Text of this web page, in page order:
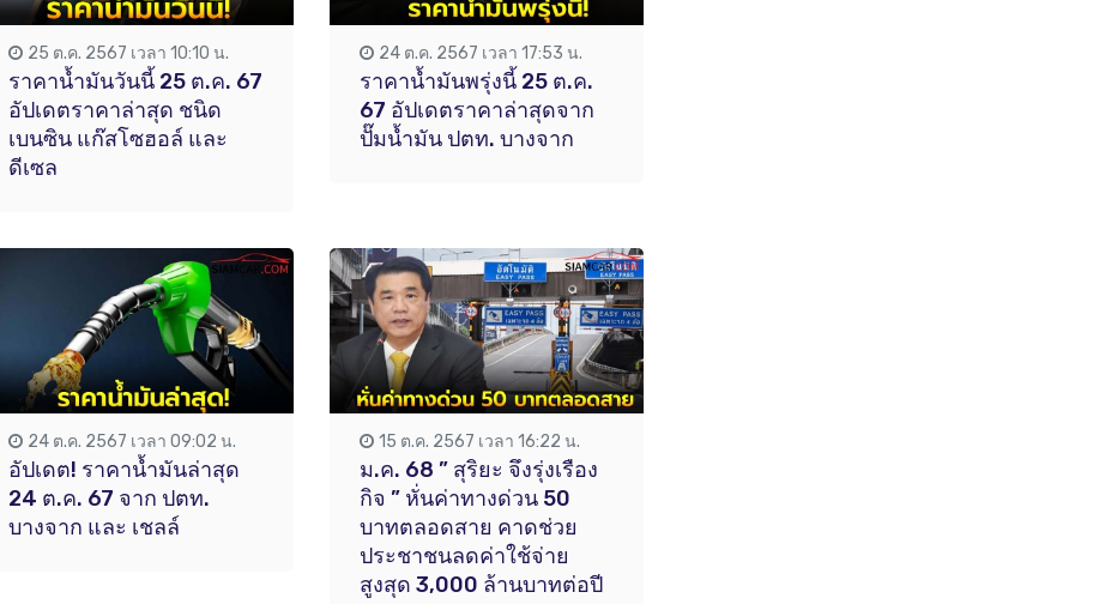
25 ต.ค. 2567 เวลา 10:10 น.
ราคาน้ำมันวันนี้ 25 ต.ค. 67
อัปเดตราคาล่าสุด ชนิด
เบนซิน แก๊สโซฮอล์ และ
ดีเซล
24 ต.ค. 2567 เวลา 17:53 น.
ราคาน้ำมันพรุ่งนี้ 25 ต.ค.
67 อัปเดตราคาล่าสุดจาก
ปั๊มน้ำมัน ปตท. บางจาก
24 ต.ค. 2567 เวลา 09:02 น.
อัปเดต! ราคาน้ำมันล่าสุด
24 ต.ค. 67 จาก ปตท.
บางจาก และ เชลล์
15 ต.ค. 2567 เวลา 16:22 น.
ม.ค. 68 ” สุริยะ จึงรุ่งเรือง
กิจ ” หั่นค่าทางด่วน 50
บาทตลอดสาย คาดช่วย
ประชาชนลดค่าใช้จ่าย
สูงสุด 3,000 ล้านบาทต่อปี